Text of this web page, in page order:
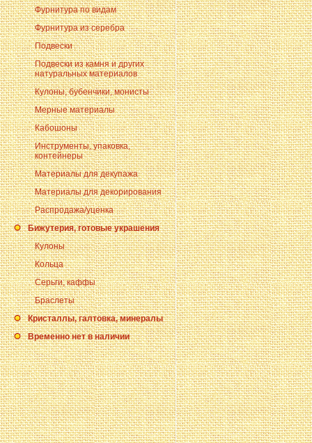
Фурнитура по видам
Фурнитура из серебра
Подвески
Подвески из камня и других
натуральных материалов
Кулоны, бубенчики, монисты
Мерные материалы
Кабошоны
Инструменты, упаковка,
контейнеры
Материалы для декупажа
Материалы для декорирования
Распродажа/уценка
Бижутерия, готовые украшения
Кулоны
Кольца
Серьги, каффы
Браслеты
Кристаллы, галтовка, минералы
Временно нет в наличии